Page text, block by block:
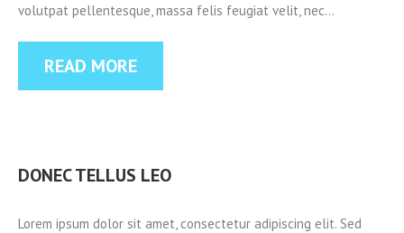
volutpat pellentesque, massa felis feugiat velit, nec…
READ MORE
DONEC TELLUS LEO
Lorem ipsum dolor sit amet, consectetur adipiscing elit. Sed